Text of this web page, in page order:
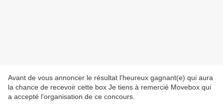
Avant de vous annoncer le résultat l'heureux gagnant(e) qui aura
la chance de recevoir cette box Je tiens à remercié Movebox qui
a accepté l'organisation de ce concours.